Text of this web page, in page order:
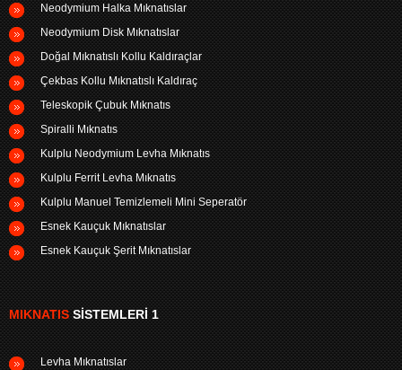
Neodymium Halka Mıknatıslar
Neodymium Disk Mıknatıslar
Doğal Mıknatıslı Kollu Kaldıraçlar
Çekbas Kollu Mıknatıslı Kaldıraç
Teleskopik Çubuk Mıknatıs
Spiralli Mıknatıs
Kulplu Neodymium Levha Mıknatıs
Kulplu Ferrit Levha Mıknatıs
Kulplu Manuel Temizlemeli Mini Seperatör
Esnek Kauçuk Mıknatıslar
Esnek Kauçuk Şerit Mıknatıslar
MIKNATISSISTEMLERI 1
Levha Mıknatıslar